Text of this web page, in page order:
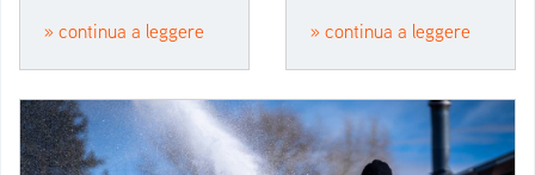
» continua a leggere
» continua a leggere